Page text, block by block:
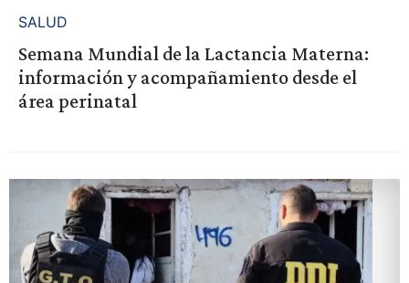
SALUD
Semana Mundial de la Lactancia Materna:
información y acompañamiento desde el
área perinatal